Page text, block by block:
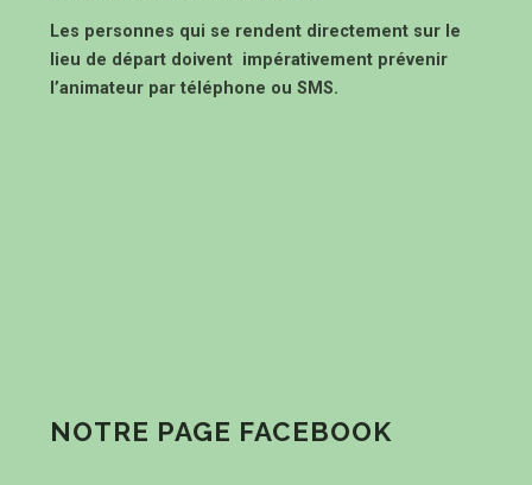
Les personnes qui se rendent directement sur le
lieu de départ doivent impérativement prévenir
l’animateur par téléphone ou SMS.
NOTRE PAGE FACEBOOK